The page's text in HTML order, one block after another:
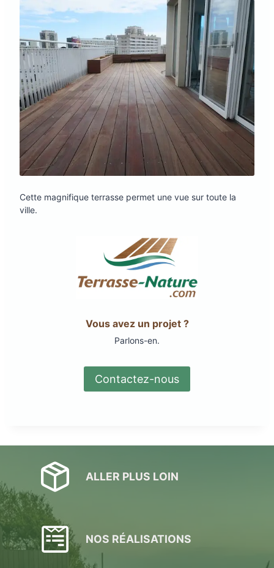
Cette magnifique terrasse permet une vue sur toute la
ville.
Vous avez un projet ?
Parlons-en.
Contactez-nous
ALLER PLUS LOIN
NOS RÉALISATIONS